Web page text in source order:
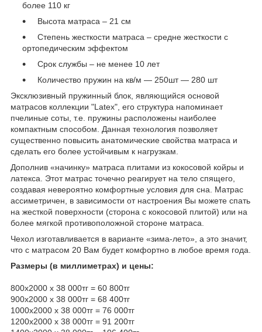
более 110 кг
Высота матраса – 21 см
Степень жесткости матраса – средне жесткости с
ортопедическим эффектом
Срок службы – не менее 10 лет
Количество пружин на кв/м ― 250шт ― 280 шт
Эксклюзивный пружинный блок, являющийся основой
матрасов коллекции "Latex", его структура напоминает
пчелиные соты, т.е. пружины расположены наиболее
компактным способом. Данная технология позволяет
существенно повысить анатомические свойства матраса и
сделать его более устойчивым к нагрузкам.
Дополнив «начинку» матраса плитами из кокосовой койры и
латекса. Этот матрас точечно реагирует на тело спящего,
создавая невероятно комфортные условия для сна. Матрас
ассиметричен, в зависимости от настроения Вы можете спать
на жесткой поверхности (сторона с кокосовой плитой) или на
более мягкой противоположной стороне матраса.
Чехол изготавливается в варианте «зима-лето», а это значит,
что с матрасом 20 Вам будет комфортно в любое время года.
Размеры (в миллиметрах) и цены:
800х2000 х 38 000тг = 60 800тг
900х2000 х 38 000тг = 68 400тг
1000х2000 х 38 000тг = 76 000тг
1200х2000 х 38 000тг = 91 200тг